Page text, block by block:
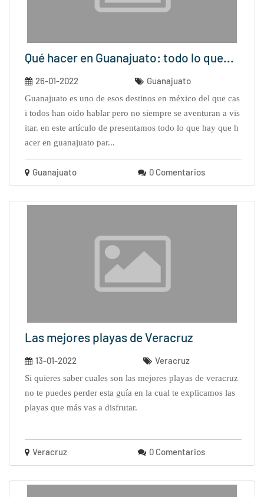
Qué hacer en Guanajuato: todo lo que...
26-01-2022 Guanajuato
guanajuato es uno de esos destinos en méxico del que cas
i todos han oido hablar pero no siempre se aventuran a vis
itar. en este artículo de presentamos todo lo que hay que h
acer en guanajuato par...
Guanajuato 0 Comentarios
Las mejores playas de Veracruz
13-01-2022 Veracruz
si quieres saber cuales son las mejores playas de veracruz
no te puedes perder esta guía en la cual te explicamos las
playas que más vas a disfrutar.
Veracruz 0 Comentarios